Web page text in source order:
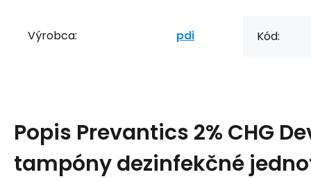
Výrobca: pdi Kód:
Popis Prevantics 2% CHG
tampóny dezinfekčné